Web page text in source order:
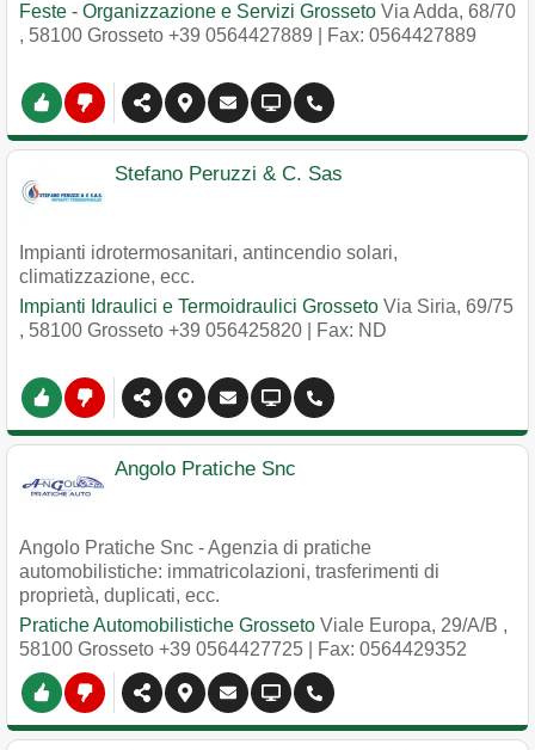
Feste - Organizzazione e Servizi Grosseto Via Adda, 68/70
, 58100 Grosseto +39 0564427889 | Fax: 0564427889
Stefano Peruzzi & C. Sas
Impianti idrotermosanitari, antincendio solari,
climatizzazione, ecc.
Impianti Idraulici e Termoidraulici Grosseto Via Siria, 69/75
, 58100 Grosseto +39 056425820 | Fax: ND
Angolo Pratiche Snc
Angolo Pratiche Snc - Agenzia di pratiche
automobilistiche: immatricolazioni, trasferimenti di
proprietà, duplicati, ecc.
Pratiche Automobilistiche Grosseto Viale Europa, 29/A/B ,
58100 Grosseto +39 0564427725 | Fax: 0564429352